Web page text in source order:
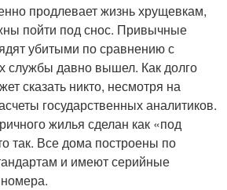
продлевает жизнь хрущевкам,
пойти под снос. Привычные
убитыми по сравнению с
службы давно вышел. Как долго
сказать никто, несмотря на
государственных аналитиков.
жилья сделан как «под
так. Все дома построены по
и имеют серийные